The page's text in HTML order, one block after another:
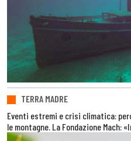
TERRA MADRE
Eventi estremi e crisi climatica:
le montagne. La Fondazione Mach: